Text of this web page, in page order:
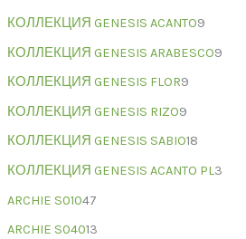
КОЛЛЕКЦИЯ GENESIS ACANTO9
КОЛЛЕКЦИЯ GENESIS ARABESCO9
КОЛЛЕКЦИЯ GENESIS FLOR9
КОЛЛЕКЦИЯ GENESIS RIZO9
КОЛЛЕКЦИЯ GENESIS SABIO18
КОЛЛЕКЦИЯ GENESIS ACANTO PL3
ARCHIE S01047
ARCHIE S04013